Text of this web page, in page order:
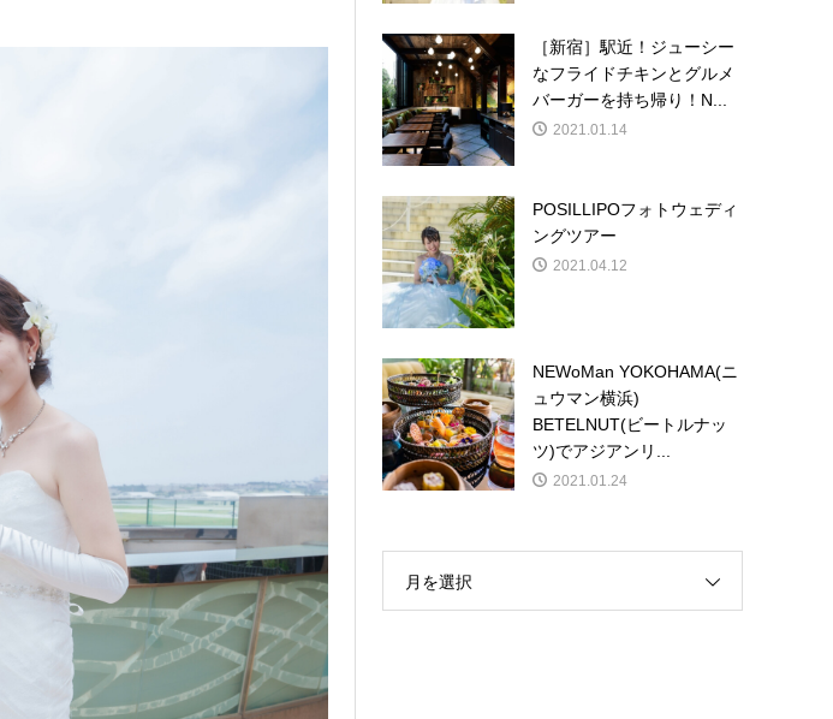
［新宿］駅近！ジューシー
なフライドチキンとグルメ
バーガーを持ち帰り！N...
2021.01.14
POSILLIPOフォトウェディ
ングツアー
2021.04.12
NEWoMan YOKOHAMA(ニ
ュウマン横浜)
BETELNUT(ビートルナッ
ツ)でアジアンリ...
2021.01.24
月を選択